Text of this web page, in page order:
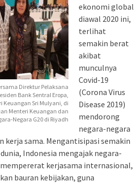
Direktur Pelaksana
Bank Sentral Eropa,
Keuangan Sri Mulyani, di
Menteri Keuangan dan
Negara G20 di Riyadh
ekonomi global
diawal 2020 ini,
terlihat
semakin berat
akibat
munculnya
Covid-19
(Corona Virus
Disease 2019)
mendorong
negara-negara
kerja sama. Mengantisipasi semakin
Indonesia mengajak negara-
kerjasama internasional,
bauran kebijakan, guna